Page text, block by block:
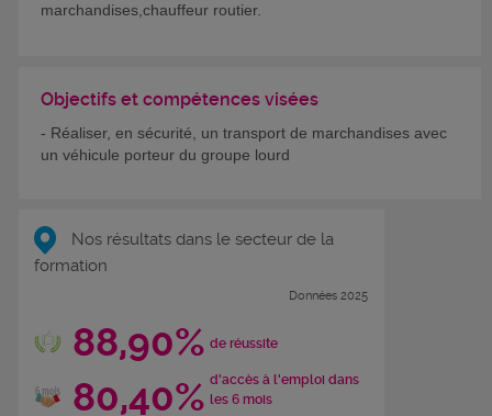
marchandises,chauffeur routier.
Objectifs et compétences visées
- Réaliser, en sécurité, un transport de marchandises avec
un véhicule porteur du groupe lourd
Nos résultats dans le secteur de la
formation
Données 2025
88,90% de réussite
80,40% d'accès à l'emploi dans
les 6 mois